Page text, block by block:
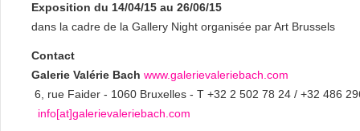
Exposition du 14/04/15 au 26/06/15
dans la cadre de la Gallery Night organisée par Art Brussels
Contact
Galerie Valérie Bach www.galerievaleriebach.com
6, rue Faider - 1060 Bruxelles - T +32 2 502 78 24 / +32 486
info[at]galerievaleriebach.com